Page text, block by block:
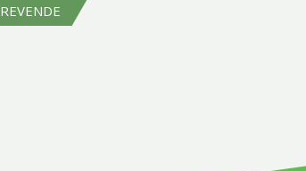
REVENDE